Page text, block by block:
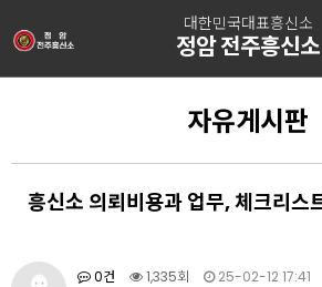
대한민국대표흥신소
정암 전주흥신소
자유게시판
흥신소 의뢰비용과 업무, 체크리스
0건 1,335회 25-02-12 17:41